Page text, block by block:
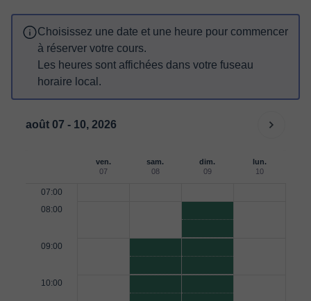
Choisissez une date et une heure pour commencer
à réserver votre cours.
Les heures sont affichées dans votre fuseau
horaire local.
août 07 - 10, 2026
ven.
07
sam.
08
dim.
09
lun.
10
07:00
08:00
09:00
10:00